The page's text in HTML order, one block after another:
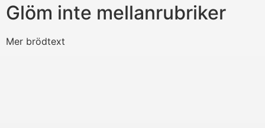
Glöm inte mellanrubriker
Mer brödtext